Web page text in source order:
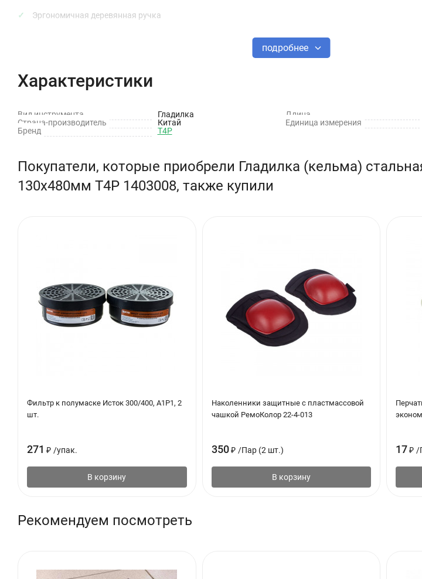
Эргономичная деревянная ручка
подробнее
Характеристики
Вид инструмента Гладилка Длина
Страна-производитель
Китай Единица измерения
Бренд
T4P
Покупатели, которые приобрели Гладилка (кельма)
130х480мм T4P 1403008, также купили
Фильтр к полумаске Исток 300/400, А1Р1, 2
шт.
271 ₽ /упак.
В корзину
Наколенники защитные с пластмассовой
чашкой РемоКолор 22-4-013
350 ₽ /Пар (2 шт.)
В корзину
эконом
17 ₽ /
Рекомендуем посмотреть